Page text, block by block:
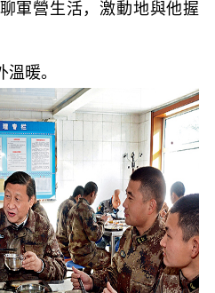
軍營生活，激動地與他握
暖。